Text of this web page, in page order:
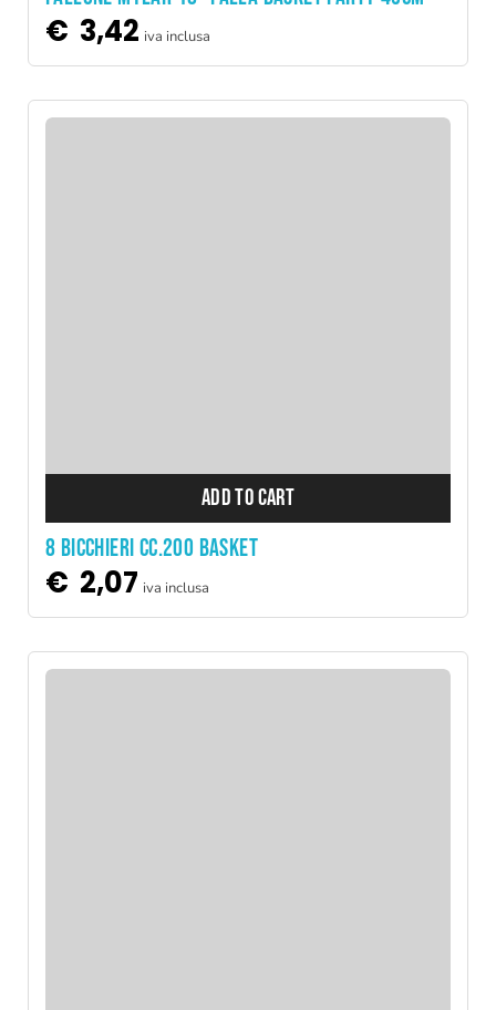
€ 3,42 iva inclusa
ADD TO CART
8 BICCHIERI CC.200 BASKET
€ 2,07 iva inclusa